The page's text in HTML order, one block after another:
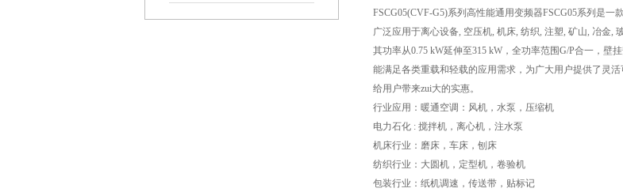
FSCG05(CVF-G5)系列高性能通用变频器FSCG05系列是一款
广泛应用于离心设备, 空压机, 机床, 纺织, 注塑, 矿山, 冶金,
其功率从0.75 kW延伸至315 kW ，全功率范围G/P合一，壁
能满足各类重载和轻载的应用需求，为广大用户提供了灵
给用户带来zui大的实惠。
行业应用：暖通空调：风机，水泵，压缩机
电力石化 : 搅拌机，离心机，注水泵
机床行业：磨床，车床，刨床
纺织行业：大圆机，定型机，卷验机
包装行业：纸机调速，传送带，贴标记